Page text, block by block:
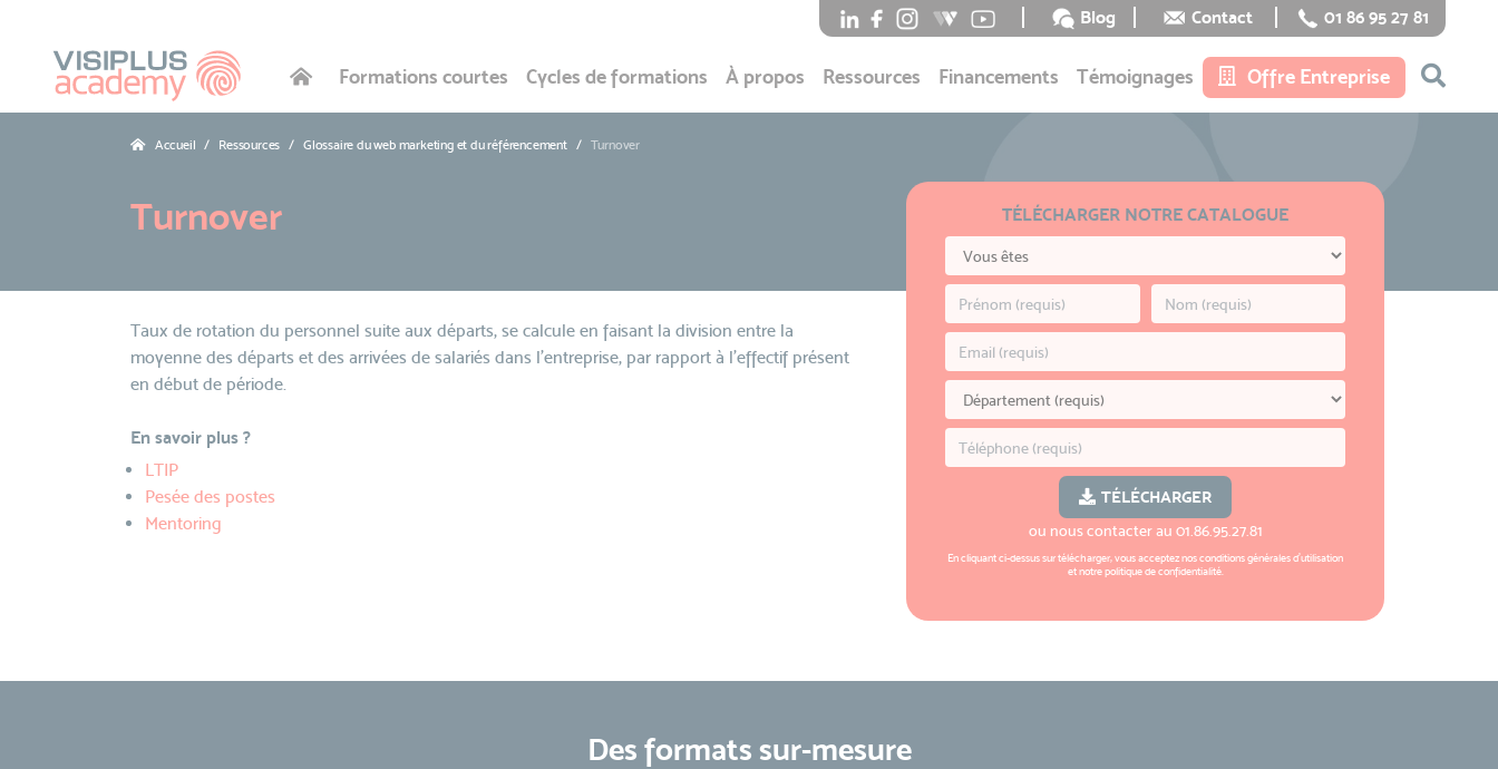
Blog Contact 01 86 95 27 81
Formations courtes Cycles de formations À propos Ressources Financements Témoignages Offre Entreprise
Accueil Ressources Glossaire du web marketing et du référencement Turnover
Turnover TÉLÉCHARGER NOTRE CATALOGUE
TÉLÉCHARGER
ou nous contacter au 01.86.95.27.81
En cliquant ci-dessus sur télécharger, vous acceptez nosconditions générales d'utilisation
et notrepolitique de confidentialité.
Taux de rotation du personnel suite aux départs, se calcule en faisant la division entre la
moyenne des départs et des arrivées de salariés dans l'entreprise, par rapport à l'effectif présent
en début de période.
En savoir plus ?
LTIP
Pesée des postes
Mentoring
Des formats sur-mesure